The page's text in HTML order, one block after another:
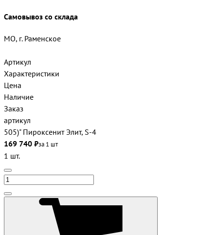
Самовывоз со склада
МО, г. Раменское
Артикул
Характеристики
Цена
Наличие
Заказ
артикул
505)" Пироксенит Элит, S-4
169 740 ₽за 1 шт
1 шт.